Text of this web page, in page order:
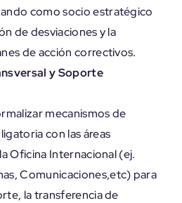
como socio estratégico
de desviaciones y la
de acción correctivos.
y Soporte
mecanismos de
con las áreas
Oficina Internacional (ej.
Comunicaciones,etc) para
la transferencia de